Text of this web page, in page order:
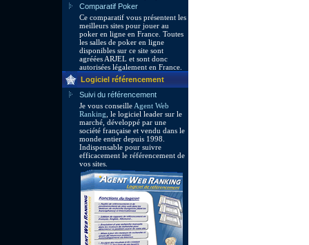
Comparatif Poker
Ce comparatif vous présentent les
meilleurs sites pour jouer au
poker en ligne en France. Toutes
les salles de poker en ligne
disponibles sur ce site sont
agréées ARJEL et sont donc
autorisées légalement en France.
Logiciel référencement
Suivi du référencement
Je vous conseille Agent Web
Ranking , le logiciel leader sur le
marché, développé par une
société française et vendu dans le
monde entier depuis 1998.
Indispensable pour suivre
efficacement le référencement de
vos sites.